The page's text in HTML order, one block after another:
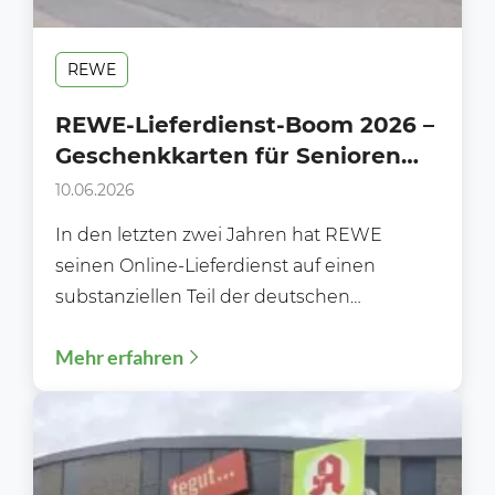
REWE
REWE-Lieferdienst-Boom 2026 –
Geschenkkarten für Senioren
der vergessene
10.06.2026
In den letzten zwei Jahren hat REWE
seinen Online-Lieferdienst auf einen
substanziellen Teil der deutschen
Nutzung...
Mehr erfahren